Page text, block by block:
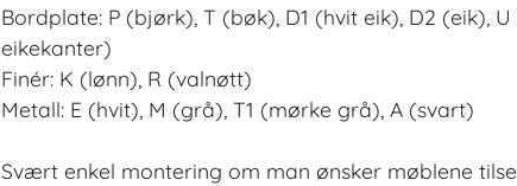
Bordplate: P (bjørk), T (bøk), D1 (hvit eik), D2 (eik),
eikekanter)
Finér: K (lønn), R (valnøtt)
Metall: E (hvit), M (grå), T1 (mørke grå), A (svart)
Svært enkel montering om man ønsker møblene